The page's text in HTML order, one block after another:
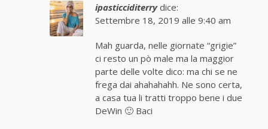
ipasticciditerry dice:
Settembre 18, 2019 alle 9:40 am
Mah guarda, nelle giornate “grigie”
ci resto un pò male ma la maggior
parte delle volte dico: ma chi se ne
frega dai ahahahahh. Ne sono certa,
a casa tua li tratti troppo bene i due
DeWin 🙂 Baci